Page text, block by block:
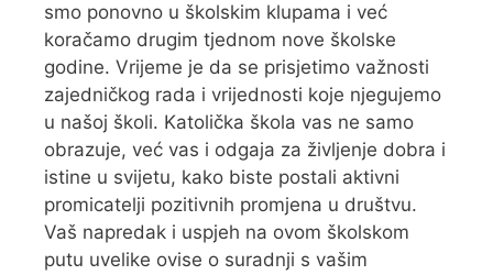
smo ponovno u školskim klupama i već
koračamo drugim tjednom nove školske
godine. Vrijeme je da se prisjetimo važnosti
zajedničkog rada i vrijednosti koje njegujemo
u našoj školi. Katolička škola vas ne samo
obrazuje, već vas i odgaja za življenje dobra i
istine u svijetu, kako biste postali aktivni
promicatelji pozitivnih promjena u društvu.
Vaš napredak i uspjeh na ovom školskom
putu uvelike ovise o suradnji s vašim